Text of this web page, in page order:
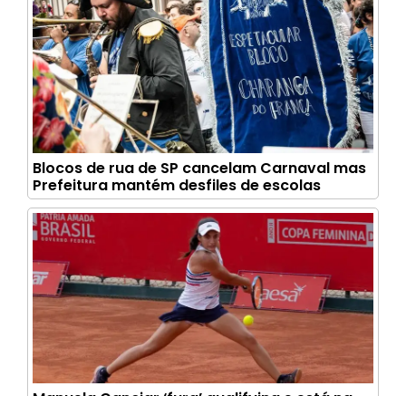
Blocos de rua de SP cancelam Carnaval mas
Prefeitura mantém desfiles de escolas